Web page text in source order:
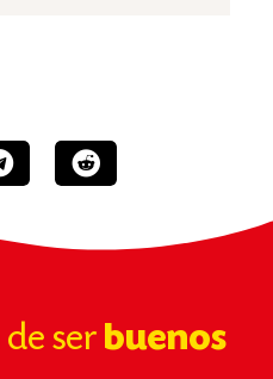
de ser buenos